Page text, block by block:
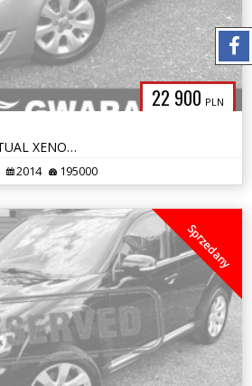
22 900 PLN
*1.6T 170KM NAVI VIRTUAL XENON LED ALU PDC KLIMATRONIC Grz.Fotele Opł*
2014 195000
Sprzedany